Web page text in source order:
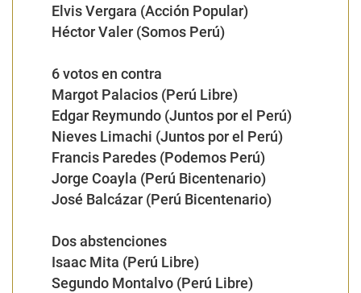
Elvis Vergara (Acción Popular)
Héctor Valer (Somos Perú)
6 votos en contra
Margot Palacios (Perú Libre)
Edgar Reymundo (Juntos por el Perú)
Nieves Limachi (Juntos por el Perú)
Francis Paredes (Podemos Perú)
Jorge Coayla (Perú Bicentenario)
José Balcázar (Perú Bicentenario)
Dos abstenciones
Isaac Mita (Perú Libre)
Segundo Montalvo (Perú Libre)